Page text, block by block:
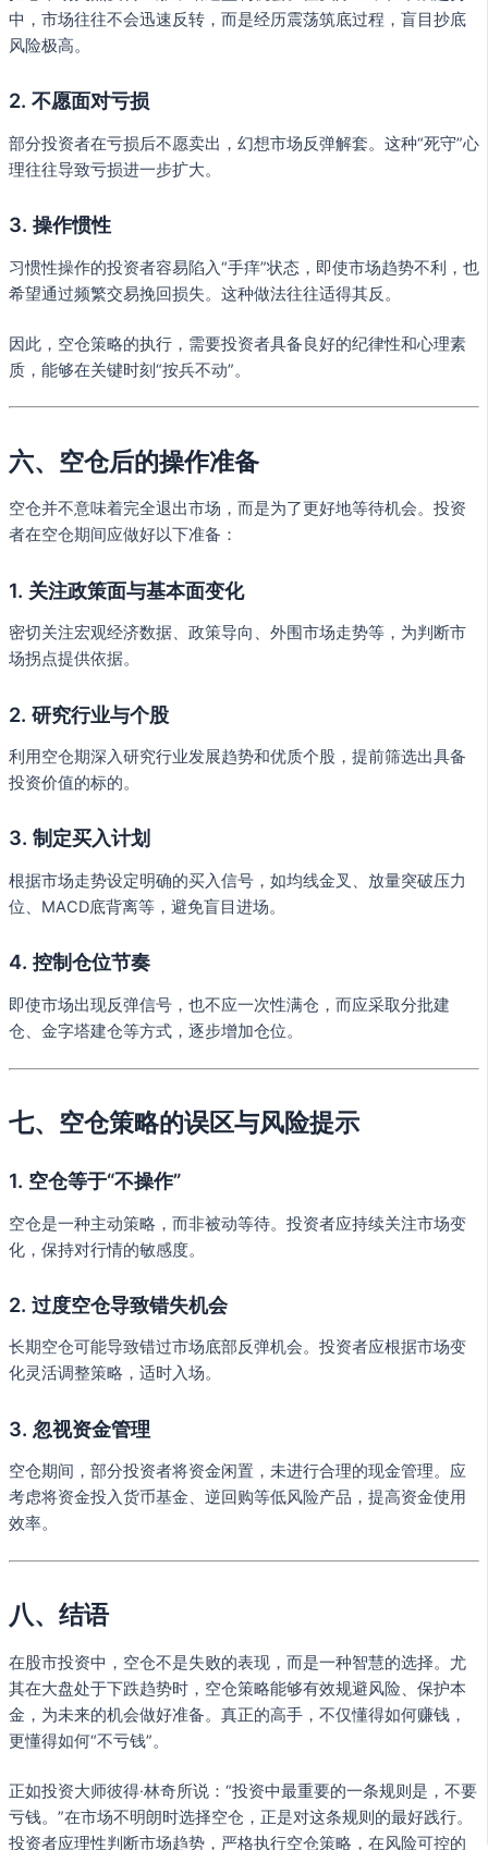
中，市场往往不会迅速反转，而是经历震荡筑底过程，盲目抄底
风险极高。
2. 不愿面对亏损
部分投资者在亏损后不愿卖出，幻想市场反弹解套。这种“死守”心
理往往导致亏损进一步扩大。
3. 操作惯性
习惯性操作的投资者容易陷入“手痒”状态，即使市场趋势不利，也
希望通过频繁交易挽回损失。这种做法往往适得其反。
因此，空仓策略的执行，需要投资者具备良好的纪律性和心理素
质，能够在关键时刻“按兵不动”。
六、空仓后的操作准备
空仓并不意味着完全退出市场，而是为了更好地等待机会。投资
者在空仓期间应做好以下准备：
1. 关注政策面与基本面变化
密切关注宏观经济数据、政策导向、外围市场走势等，为判断市
场拐点提供依据。
2. 研究行业与个股
利用空仓期深入研究行业发展趋势和优质个股，提前筛选出具备
投资价值的标的。
3. 制定买入计划
根据市场走势设定明确的买入信号，如均线金叉、放量突破压力
位、MACD底背离等，避免盲目进场。
4. 控制仓位节奏
即使市场出现反弹信号，也不应一次性满仓，而应采取分批建
仓、金字塔建仓等方式，逐步增加仓位。
七、空仓策略的误区与风险提示
1. 空仓等于“不操作”
空仓是一种主动策略，而非被动等待。投资者应持续关注市场变
化，保持对行情的敏感度。
2. 过度空仓导致错失机会
长期空仓可能导致错过市场底部反弹机会。投资者应根据市场变
化灵活调整策略，适时入场。
3. 忽视资金管理
空仓期间，部分投资者将资金闲置，未进行合理的现金管理。应
考虑将资金投入货币基金、逆回购等低风险产品，提高资金使用
效率。
八、结语
在股市投资中，空仓不是失败的表现，而是一种智慧的选择。尤
其在大盘处于下跌趋势时，空仓策略能够有效规避风险、保护本
金，为未来的机会做好准备。真正的高手，不仅懂得如何赚钱，
更懂得如何“不亏钱”。
正如投资大师彼得·林奇所说：“投资中最重要的一条规则是，不要
亏钱。”在市场不明朗时选择空仓，正是对这条规则的最好践行。
投资者应理性判断市场趋势，严格执行空仓策略，在风险可控的